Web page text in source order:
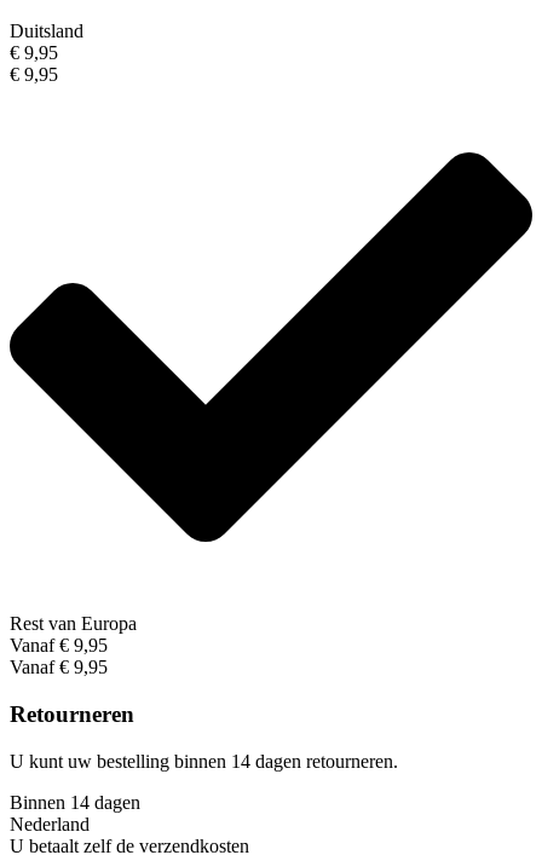
Duitsland
€ 9,95
€ 9,95
Rest van Europa
Vanaf € 9,95
Vanaf € 9,95
Retourneren
U kunt uw bestelling binnen 14 dagen retourneren.
Binnen 14 dagen
Nederland
U betaalt zelf de verzendkosten